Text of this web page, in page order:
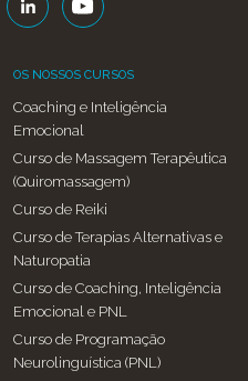
OS NOSSOS CURSOS
Coaching e Inteligência
Emocional
Curso de Massagem Terapêutica
(Quiromassagem)
Curso de Reiki
Curso de Terapias Alternativas e
Naturopatia
Curso de Coaching, Inteligência
Emocional e PNL
Curso de Programação
Neurolinguística (PNL)